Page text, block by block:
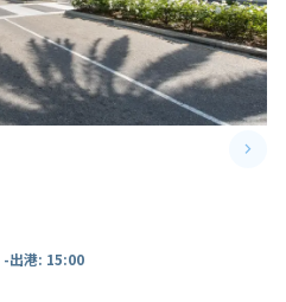
keyboard_arrow_right
-出港: 15:00